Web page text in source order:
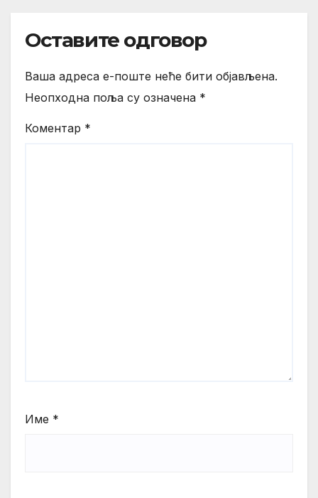
Оставите одговор
Ваша адреса е-поште неће бити објављена.
Неопходна поља су означена *
Коментар *
Име *